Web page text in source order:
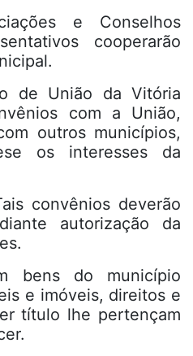
e Conselhos
cooperarão
de União da Vitória
com a União,
outros municípios,
os interesses da
convênios deverão
autorização da
bens do município
e imóveis, direitos e
título lhe pertençam